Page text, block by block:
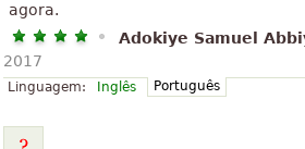
agora.
Adokiye Samuel
2017
Linguagem: Inglês Português